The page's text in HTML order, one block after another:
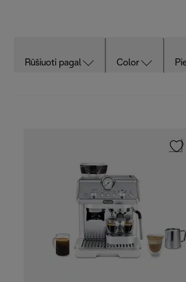
Rūšiuoti pagal Color